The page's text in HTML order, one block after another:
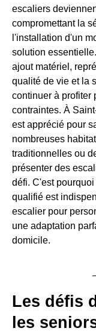
escaliers
compromettant la
l'installation d'un
solution
ajout matériel,
qualité de vie et la
continuer à profiter
contraintes. À
est apprécié pour
nombreuses
traditionnelles ou
présenter des
défi. C'est
qualifié est
escalier pour
une adaptation
domicile.
Les défis
les